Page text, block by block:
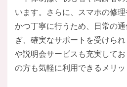
います。さらに、スマホの修
かつ丁寧に行うため、日常の
ぎ、確実なサポートを受けら
や説明会サービスも充実して
の方も気軽に利用できるメリッ